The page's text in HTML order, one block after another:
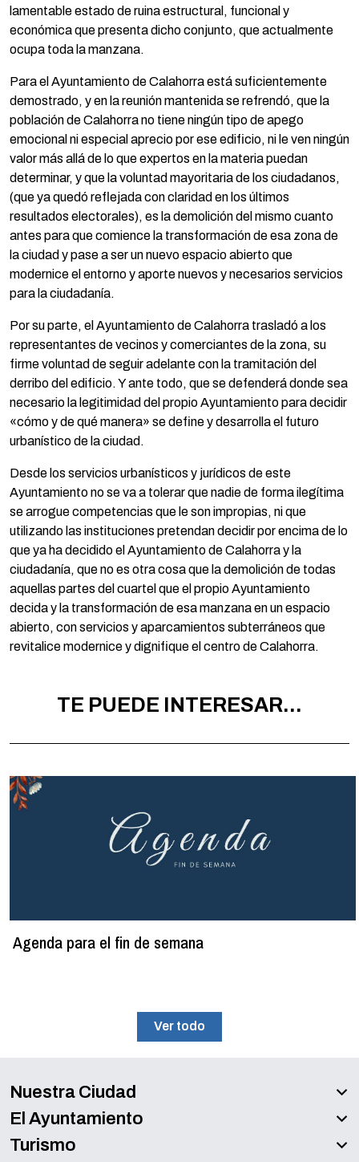
lamentable estado de ruina estructural, funcional y
económica que presenta dicho conjunto, que actualmente
ocupa toda la manzana.
Para el Ayuntamiento de Calahorra está suficientemente
demostrado, y en la reunión mantenida se refrendó, que la
población de Calahorra no tiene ningún tipo de apego
emocional ni especial aprecio por ese edificio, ni le ven ningún
valor más allá de lo que expertos en la materia puedan
determinar, y que la voluntad mayoritaria de los ciudadanos,
(que ya quedó reflejada con claridad en los últimos
resultados electorales), es la demolición del mismo cuanto
antes para que comience la transformación de esa zona de
la ciudad y pase a ser un nuevo espacio abierto que
modernice el entorno y aporte nuevos y necesarios servicios
para la ciudadanía.
Por su parte, el Ayuntamiento de Calahorra trasladó a los
representantes de vecinos y comerciantes de la zona, su
firme voluntad de seguir adelante con la tramitación del
derribo del edificio. Y ante todo, que se defenderá donde sea
necesario la legitimidad del propio Ayuntamiento para decidir
«cómo y de qué manera» se define y desarrolla el futuro
urbanístico de la ciudad.
Desde los servicios urbanísticos y jurídicos de este
Ayuntamiento no se va a tolerar que nadie de forma ilegítima
se arrogue competencias que le son impropias, ni que
utilizando las instituciones pretendan decidir por encima de lo
que ya ha decidido el Ayuntamiento de Calahorra y la
ciudadanía, que no es otra cosa que la demolición de todas
aquellas partes del cuartel que el propio Ayuntamiento
decida y la transformación de esa manzana en un espacio
abierto, con servicios y aparcamientos subterráneos que
revitalice modernice y dignifique el centro de Calahorra.
TE PUEDE INTERESAR...
Agenda para el fin de semana
Ver todo
Nuestra Ciudad
El Ayuntamiento
Turismo